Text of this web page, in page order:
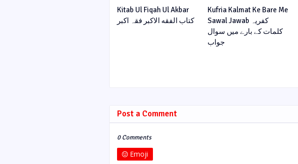
Kitab Ul Fiqah Ul Akbar
کتاب الفقه الاکبر فقہ اکبر
Kufria Kalmat Ke Bare Me
Sawal Jawab کفریہ
کلمات کے بارے میں سوال
جواب
Post a Comment
0 Comments
Emoji